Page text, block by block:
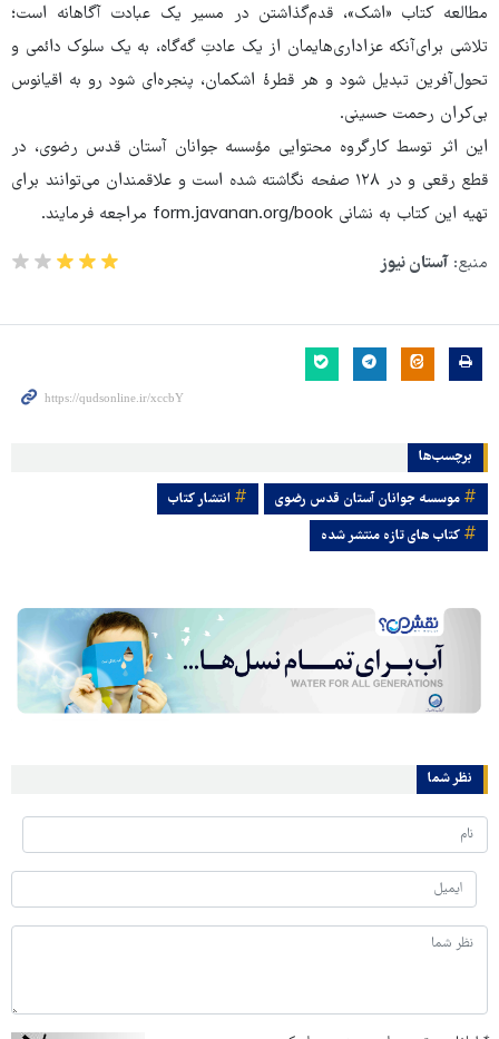
مطالعه کتاب «اشک»، قدم‌گذاشتن در مسیر یک عبادت آگاهانه است؛
تلاشی برای‌آنکه عزاداری‌هایمان از یک عادتِ گه‌گاه، به یک سلوک دائمی و
تحول‌آفرین تبدیل شود و هر قطرهٔ اشکمان، پنجره‌ای شود رو به اقیانوس
بی‌کران رحمت حسینی.
این اثر توسط کارگروه محتوایی مؤسسه جوانان آستان قدس رضوی، در
قطع رقعی و در ۱۲۸ صفحه نگاشته شده است و علاقمندان می‌توانند برای
تهیه این کتاب به نشانی form.javanan.org/book مراجعه فرمایند.
منبع: آستان نیوز
برچسب‌ها
موسسه جوانان آستان قدس رضوی
انتشار کتاب
کتاب های تازه منتشر شده
نظر شما